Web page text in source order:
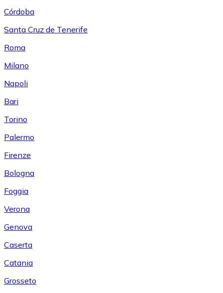
Córdoba
Santa Cruz de Tenerife
Roma
Milano
Napoli
Bari
Torino
Palermo
Firenze
Bologna
Foggia
Verona
Genova
Caserta
Catania
Grosseto